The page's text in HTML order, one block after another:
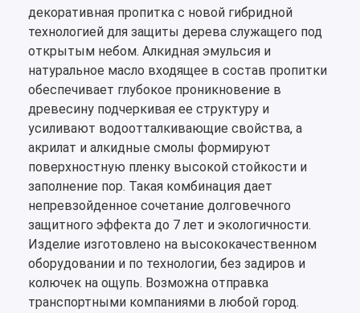
декоративная пропитка с новой гибридной
технологией для защиты дерева служащего под
открытым небом. Алкидная эмульсия и
натуральное масло входящее в состав пропитки
обеспечивает глубокое проникновение в
древесину подчеркивая ее структуру и
усиливают водоотталкивающие свойства, а
акрилат и алкидные смолы формируют
поверхностную пленку высокой стойкости и
заполнение пор. Такая комбинация дает
непревзойденное сочетание долговечного
защитного эффекта до 7 лет и экологичности.
Изделие изготовлено на высококачественном
оборудовании и по технологии, без задиров и
колючек на ощупь. Возможна отправка
транспортными компаниями в любой город.